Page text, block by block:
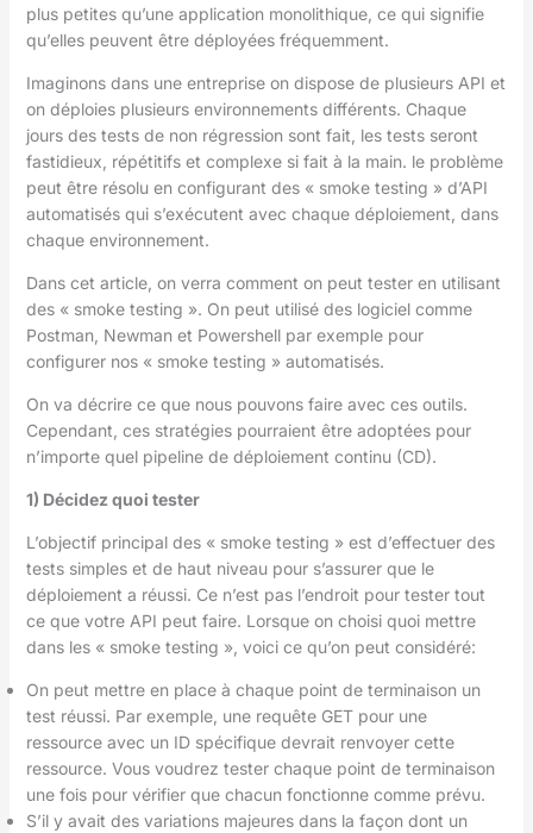
plus petites qu’une application monolithique, ce qui signifie
qu’elles peuvent être déployées fréquemment.
Imaginons dans une entreprise on dispose de plusieurs API et
on déploies plusieurs environnements différents. Chaque
jours des tests de non régression sont fait, les tests seront
fastidieux, répétitifs et complexe si fait à la main. le problème
peut être résolu en configurant des « smoke testing » d’API
automatisés qui s’exécutent avec chaque déploiement, dans
chaque environnement.
Dans cet article, on verra comment on peut tester en utilisant
des « smoke testing ». On peut utilisé des logiciel comme
Postman, Newman et Powershell par exemple pour
configurer nos « smoke testing » automatisés.
On va décrire ce que nous pouvons faire avec ces outils.
Cependant, ces stratégies pourraient être adoptées pour
n’importe quel pipeline de déploiement continu (CD).
1) Décidez quoi tester
L’objectif principal des « smoke testing » est d’effectuer des
tests simples et de haut niveau pour s’assurer que le
déploiement a réussi. Ce n’est pas l’endroit pour tester tout
ce que votre API peut faire. Lorsque on choisi quoi mettre
dans les « smoke testing », voici ce qu’on peut considéré:
On peut mettre en place à chaque point de terminaison un
test réussi. Par exemple, une requête GET pour une
ressource avec un ID spécifique devrait renvoyer cette
ressource. Vous voudrez tester chaque point de terminaison
une fois pour vérifier que chacun fonctionne comme prévu.
S’il y avait des variations majeures dans la façon dont un